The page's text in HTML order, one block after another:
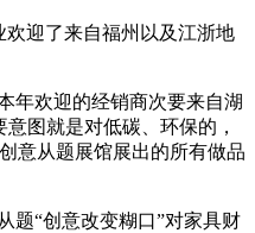
迎了来自福州以及江浙地
年欢迎的经销商次要来自湖
图就是对低碳、环保的，
意从题展馆展出的所有做品
“创意改变糊口”对家具财